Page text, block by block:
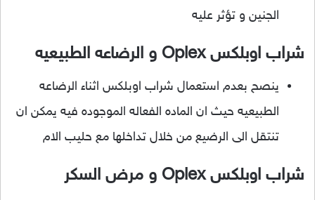
الجنين و تؤثر عليه
شراب اوبلكس Oplex و الرضاعه الطبيعيه
ينصح بعدم استعمال شراب اوبلكس اثناء الرضاعه
الطبيعيه حيث ان الماده الفعاله الموجوده فيه يمكن ان
تنتقل الى الرضيع من خلال تداخلها مع حليب الام
شراب اوبلكس Oplex و مرض السكر